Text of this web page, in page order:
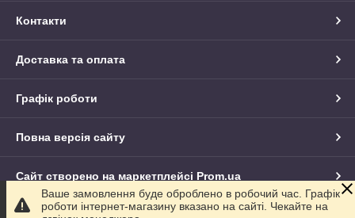
Контакти
Доставка та оплата
Графік роботи
Повна версія сайту
Сайт створено на маркетплейсі Prom.ua
Політика конфіденційності
Ваше замовлення буде оброблено в робочий час. Графік
роботи інтернет-магазину вказано на сайті. Чекайте на